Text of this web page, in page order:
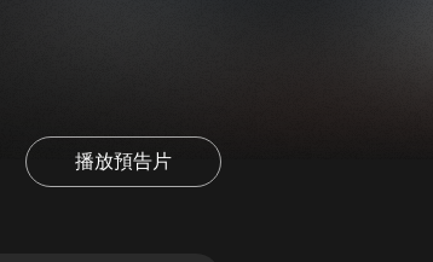
播放預告片